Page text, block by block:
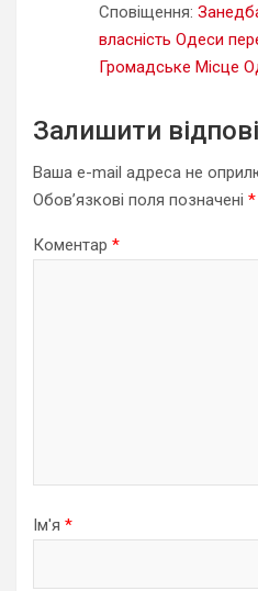
Сповіщення:
власність Одеси
Громадське Місце
Залишити
Ваша e-mail адреса не
Обов’язкові поля позначені *
Коментар *
Ім'я *